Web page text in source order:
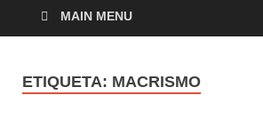
MAIN MENU
ETIQUETA: MACRISMO